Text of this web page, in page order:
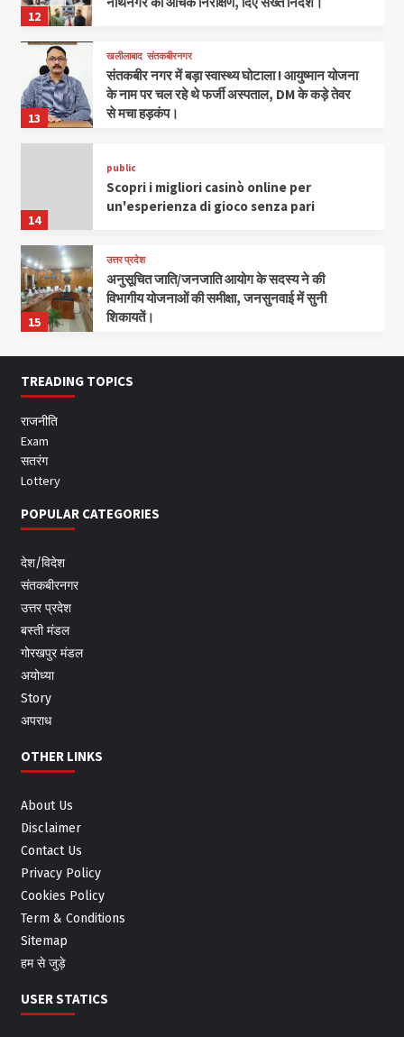
12
13
खलीलाबाद संतकबीरनगर
संतकबीर नगर में बड़ा स्वास्थ्य घोटाला ! आयुष्मान योजना
के नाम पर चल रहे थे फर्जी अस्पताल, DM के कड़े तेवर
से मचा हड़कंप।
14
public
Scopri i migliori casinò online per
un'esperienza di gioco senza pari
15
उत्तर प्रदेश
अनुसूचित जाति/जनजाति आयोग के सदस्य ने की
विभागीय योजनाओं की समीक्षा, जनसुनवाई में सुनी
शिकायतें।
TREADING TOPICS
राजनीति
Exam
सतरंग
Lottery
POPULAR CATEGORIES
देश/विदेश
संतकबीरनगर
उत्तर प्रदेश
बस्ती मंडल
गोरखपुर मंडल
अयोध्या
Story
अपराध
OTHER LINKS
About Us
Disclaimer
Contact Us
Privacy Policy
Cookies Policy
Term & Conditions
Sitemap
हम से जुड़े
USER STATICS